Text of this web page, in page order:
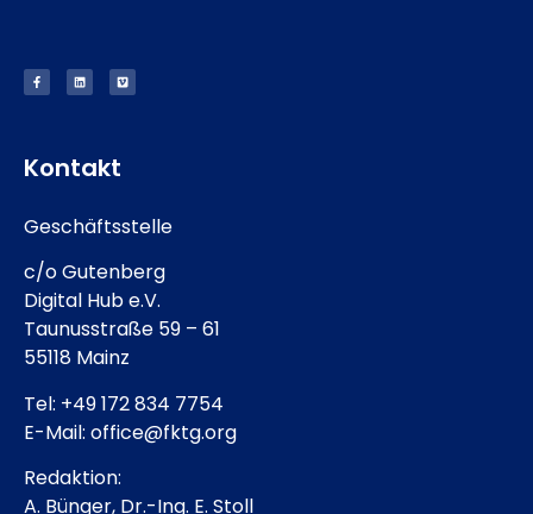
Kontakt
Geschäftsstelle
c/o Gutenberg
Digital Hub e.V.
Taunusstraße 59 – 61
55118 Mainz
Tel: +49 172 834 7754
E-Mail: office@fktg.org
Redaktion:
A. Bünger, Dr.-Ing. E. Stoll